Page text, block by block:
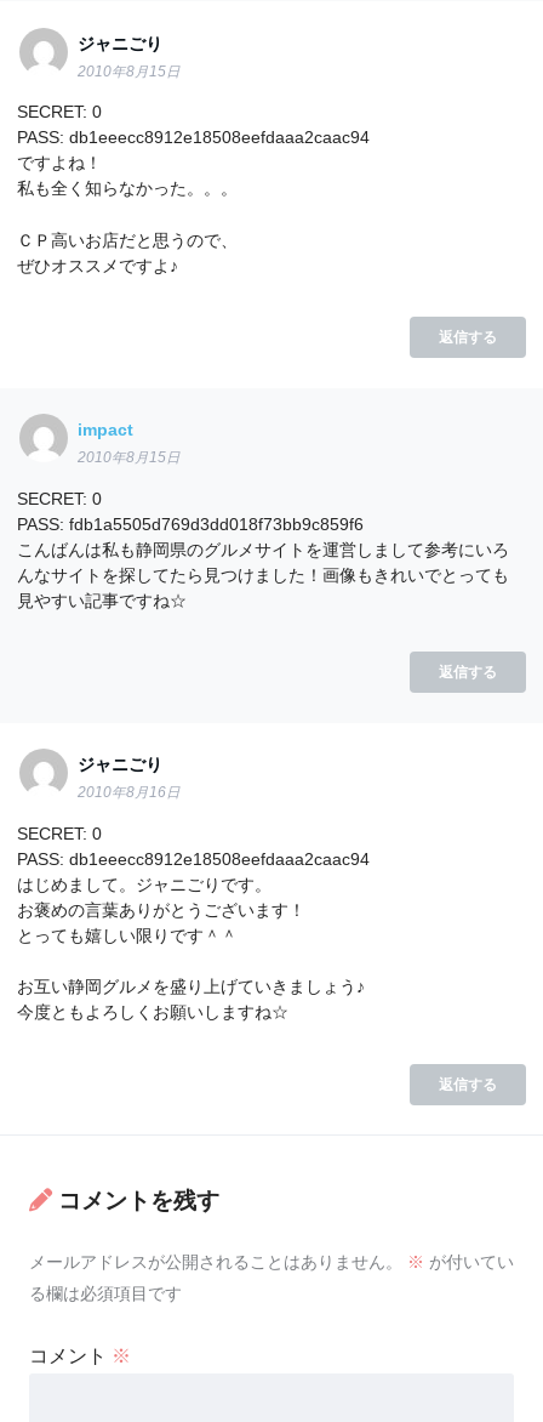
ジャニごり
2010年8月15日
SECRET: 0
PASS: db1eeecc8912e18508eefdaaa2caac94
ですよね！
私も全く知らなかった。。。
ＣＰ高いお店だと思うので、
ぜひオススメですよ♪
返信する
impact
2010年8月15日
SECRET: 0
PASS: fdb1a5505d769d3dd018f73bb9c859f6
こんばんは私も静岡県のグルメサイトを運営しまして参考にいろ
んなサイトを探してたら見つけました！画像もきれいでとっても
見やすい記事ですね☆
返信する
ジャニごり
2010年8月16日
SECRET: 0
PASS: db1eeecc8912e18508eefdaaa2caac94
はじめまして。ジャニごりです。
お褒めの言葉ありがとうございます！
とっても嬉しい限りです＾＾
お互い静岡グルメを盛り上げていきましょう♪
今度ともよろしくお願いしますね☆
返信する
コメントを残す
メールアドレスが公開されることはありません。 ※ が付いてい
る欄は必須項目です
コメント ※